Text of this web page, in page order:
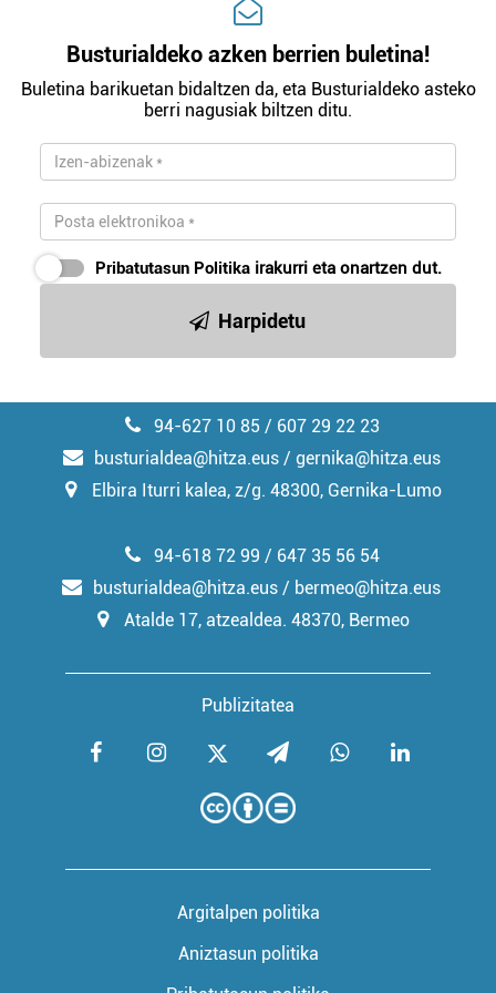
Busturialdeko azken berrien buletina!
Buletina barikuetan bidaltzen da, eta Busturialdeko asteko
berri nagusiak biltzen ditu.
Pribatutasun Politika irakurri eta onartzen dut.
Harpidetu
94-627 10 85 / 607 29 22 23
busturialdea@hitza.eus / gernika@hitza.eus
Elbira Iturri kalea, z/g. 48300, Gernika-Lumo
Publizitatea
94-618 72 99 / 647 35 56 54
busturialdea@hitza.eus / bermeo@hitza.eus
Atalde 17, atzealdea. 48370, Bermeo
Argitalpen politika
Aniztasun politika